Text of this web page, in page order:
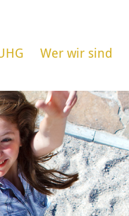
Wer wir sind